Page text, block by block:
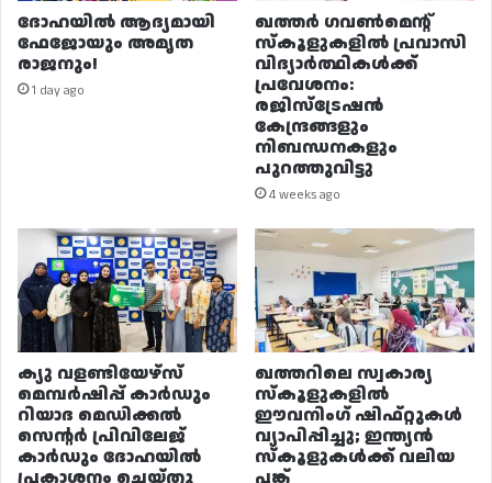
ദോഹയിൽ ആദ്യമായി
ഫേജോയും അമൃത
രാജനും!
1 day ago
ഖത്തർ ഗവൺമെന്റ്
സ്കൂളുകളിൽ പ്രവാസി
വിദ്യാർത്ഥികൾക്ക്
പ്രവേശനം:
രജിസ്ട്രേഷൻ
കേന്ദ്രങ്ങളും
നിബന്ധനകളും
പുറത്തുവിട്ടു
4 weeks ago
ക്യു വളണ്ടിയേഴ്‌സ്
മെമ്പർഷിപ്പ് കാർഡും
റിയാദ മെഡിക്കൽ
സെന്റർ പ്രിവിലേജ്
കാർഡും ദോഹയിൽ
പ്രകാശനം ചെയ്തു
ഖത്തറിലെ സ്വകാര്യ
സ്കൂളുകളിൽ
ഈവനിംഗ് ഷിഫ്റ്റുകൾ
വ്യാപിപ്പിച്ചു; ഇന്ത്യൻ
സ്കൂളുകൾക്ക് വലിയ
പങ്ക്